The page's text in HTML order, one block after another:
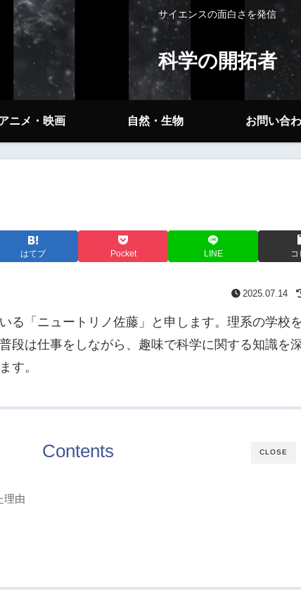
サイエンスの面白さを発信
科学の開拓者
ニメ・映画 自然・生物 お問い合
はてブ Pocket LINE コ
2025.07.14
る「ニュートリノ佐藤」と申します。理系の学校を
段は仕事をしながら、趣味で科学に関する知識を深
す。
CLOSE
Contents
理由